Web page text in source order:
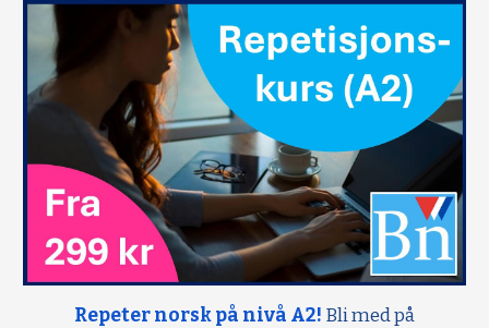
Repeter norsk på nivå A2! Bli med på